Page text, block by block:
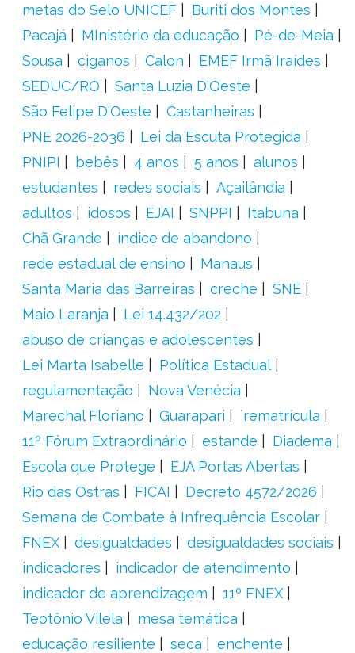
metas do Selo UNICEF
Buriti dos Montes
Pacajá
MInistério da educação
Pé-de-Meia
Sousa
ciganos Calon
EMEF Irmã Iraídes
SEDUC/RO
Santa Luzia D'Oeste
São Felipe D'Oeste
Castanheiras
PNE 2026-2036
Lei da Escuta Protegida
PNIPI
bebês 4 anos 5 anos
alunos
estudantes
redes sociais
Açailândia
adultos
idosos EJAI SNPPI
Itabuna
Chã Grande
índice de abandono
rede estadual de ensino
Manaus
Santa Maria das Barreiras
creche
SNE
Maio Laranja
Lei 14.432/202
abuso de crianças e adolescentes
Lei Marta Isabelle
Política Estadual
regulamentação
Nova Venécia
Marechal Floriano
Guarapari
´rematrícula
11º Fórum Extraordinário
estande
Diadema
Escola que Protege
EJA Portas Abertas
Rio das Ostras
FICAI
Decreto 4572/2026
Semana de Combate à Infrequência Escolar
FNEX
desigualdades
desigualdades sociais
indicadores
indicador de atendimento
indicador de aprendizagem
11º FNEX
Teotônio Vilela
mesa temática
educação resiliente
seca
enchente